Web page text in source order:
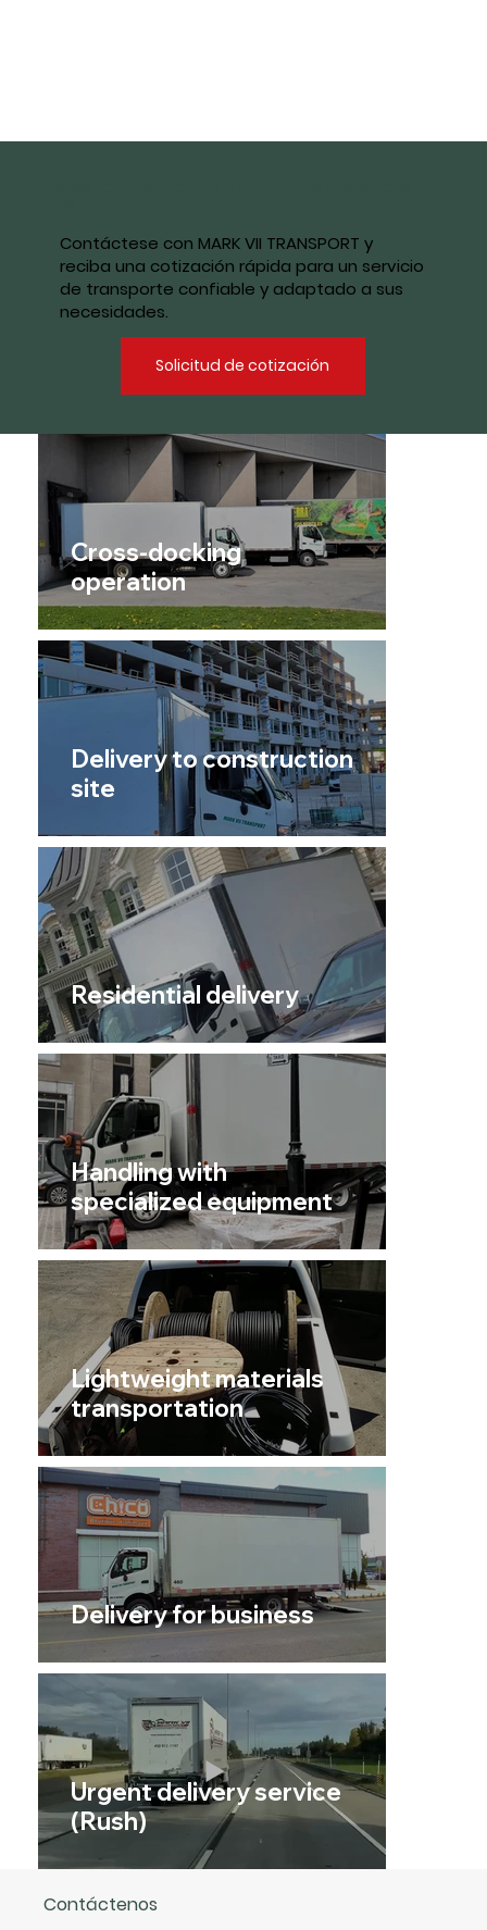
Contáctese con MARK VII TRANSPORT y
reciba una cotización rápida para un servicio
de transporte confiable y adaptado a sus
necesidades.
Solicitud de cotización
Cross-docking
operation
Delivery to construction
site
Residential delivery
Handling with
specialized equipment
Lightweight materials
transportation
Delivery for business
Urgent delivery service
(Rush)
Contáctenos